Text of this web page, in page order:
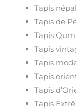
Tapis
Tapis de
Tapis
Tapis
Tapis
Tapis
Tapis
Tapis